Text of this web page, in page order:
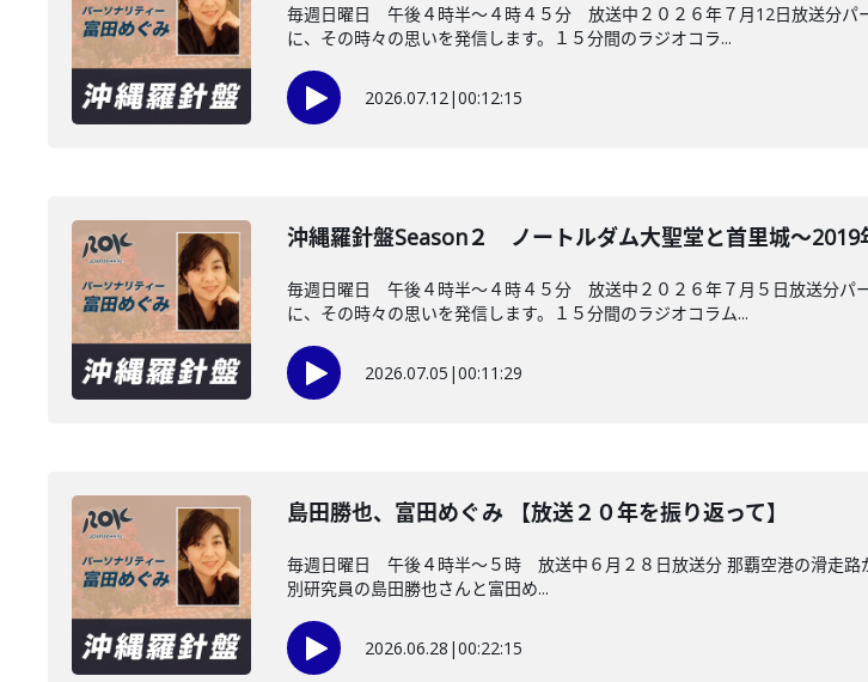
毎週日曜日 午後４時半～４時４５分 放送中２０２６年７月12日放送分パ
に、その時々の思いを発信します。１５分間のラジオコラ...
2026.07.12|00:12:15
沖縄羅針盤Season２ ノートルダム大聖堂と首里城～2019
毎週日曜日 午後４時半～４時４５分 放送中２０２６年７月５日放送分パ
に、その時々の思いを発信します。１５分間のラジオコラム...
2026.07.05 |00:11:29
島田勝也、富田めぐみ 【放送２０年を振り返って】
毎週日曜日 午後４時半～５時 放送中６月２８日放送分 那覇空港の滑走路
別研究員の島田勝也さんと富田め...
2026.06.28 |00:22:15